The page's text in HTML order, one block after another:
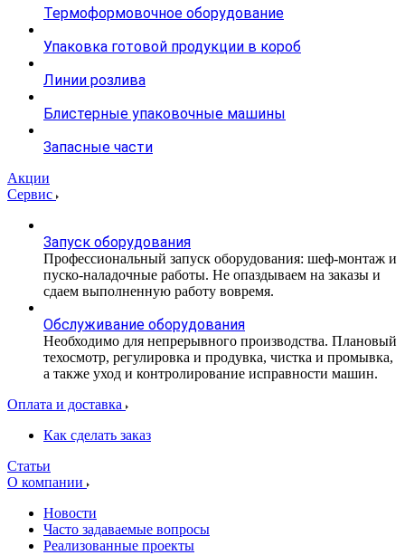
Термоформовочное оборудование
Упаковка готовой продукции в короб
Линии розлива
Блистерные упаковочные машины
Запасные части
Акции
Сервис
Запуск оборудования
Профессиональный запуск оборудования: шеф-монтаж и
пуско-наладочные работы. Не опаздываем на заказы и
сдаем выполненную работу вовремя.
Обслуживание оборудования
Необходимо для непрерывного производства. Плановый
техосмотр, регулировка и продувка, чистка и промывка,
а также уход и контролирование исправности машин.
Оплата и доставка
Как сделать заказ
Статьи
О компании
Новости
Часто задаваемые вопросы
Реализованные проекты